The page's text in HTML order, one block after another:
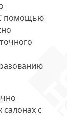
С помощью
с